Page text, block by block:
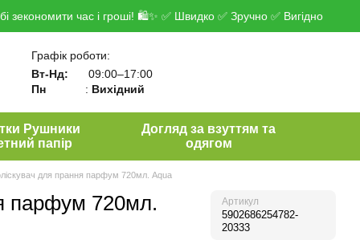
час і гроші! 🛍✨ ✅ Швидко ✅ Зручно ✅ Вигідно
Графік роботи:
Вт-Нд:
09:00–17:00
Пн
: Вихідний
Рушники
папір
Догляд за взуттям та
одягом
для прання парфум 720мл. Aqua
парфум 720мл. Артикул
5902686254782-
20333